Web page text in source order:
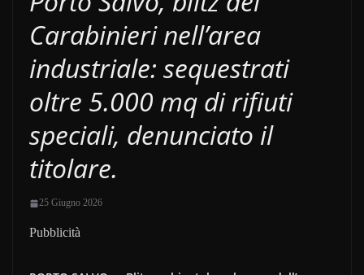
Carabinieri nell’area
industriale: sequestrati
oltre 5.000 mq di rifiuti
speciali, denunciato il
titolare.
25 Giugno 2026
Pubblicità